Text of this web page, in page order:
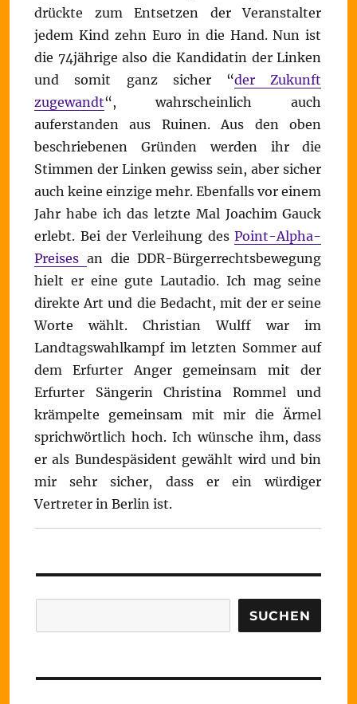
drückte zum Entsetzen der Veranstalter
jedem Kind zehn Euro in die Hand. Nun ist
die 74jährige also die Kandidatin der Linken
und somit ganz sicher “der Zukunft
zugewandt“, wahrscheinlich auch
auferstanden aus Ruinen. Aus den oben
beschriebenen Gründen werden ihr die
Stimmen der Linken gewiss sein, aber sicher
auch keine einzige mehr. Ebenfalls vor einem
Jahr habe ich das letzte Mal Joachim Gauck
erlebt. Bei der Verleihung desPoint-Alpha-
Preises an die DDR-Bürgerrechtsbewegung
hielt er eine gute Lautadio. Ich mag seine
direkte Art und die Bedacht, mit der er seine
Worte wählt. Christian Wulff war im
Landtagswahlkampf im letzten Sommer auf
dem Erfurter Anger gemeinsam mit der
Erfurter Sängerin Christina Rommel und
krämpelte gemeinsam mit mir die Ärmel
sprichwörtlich hoch. Ich wünsche ihm, dass
er als Bundespäsident gewählt wird und bin
mir sehr sicher, dass er ein würdiger
Vertreter in Berlin ist.
SUCHEN